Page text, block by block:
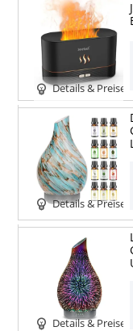
Details & Preise
Details & Preise
Details & Preise